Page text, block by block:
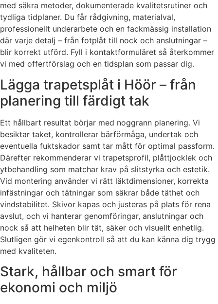
med säkra metoder, dokumenterade kvalitetsrutiner och
tydliga tidplaner. Du får rådgivning, materialval,
professionellt underarbete och en fackmässig installation
där varje detalj – från fotplåt till nock och anslutningar –
blir korrekt utförd. Fyll i kontaktformuläret så återkommer
vi med offertförslag och en tidsplan som passar dig.
Lägga trapetsplåt i Höör – från
planering till färdigt tak
Ett hållbart resultat börjar med noggrann planering. Vi
besiktar taket, kontrollerar bärförmåga, undertak och
eventuella fuktskador samt tar mått för optimal passform.
Därefter rekommenderar vi trapetsprofil, plåttjocklek och
ytbehandling som matchar krav på slitstyrka och estetik.
Vid montering använder vi rätt läktdimensioner, korrekta
infästningar och tätningar som säkrar både täthet och
vindstabilitet. Skivor kapas och justeras på plats för rena
avslut, och vi hanterar genomföringar, anslutningar och
nock så att helheten blir tät, säker och visuellt enhetlig.
Slutligen gör vi egenkontroll så att du kan känna dig trygg
med kvaliteten.
Stark, hållbar och smart för
ekonomi och miljö